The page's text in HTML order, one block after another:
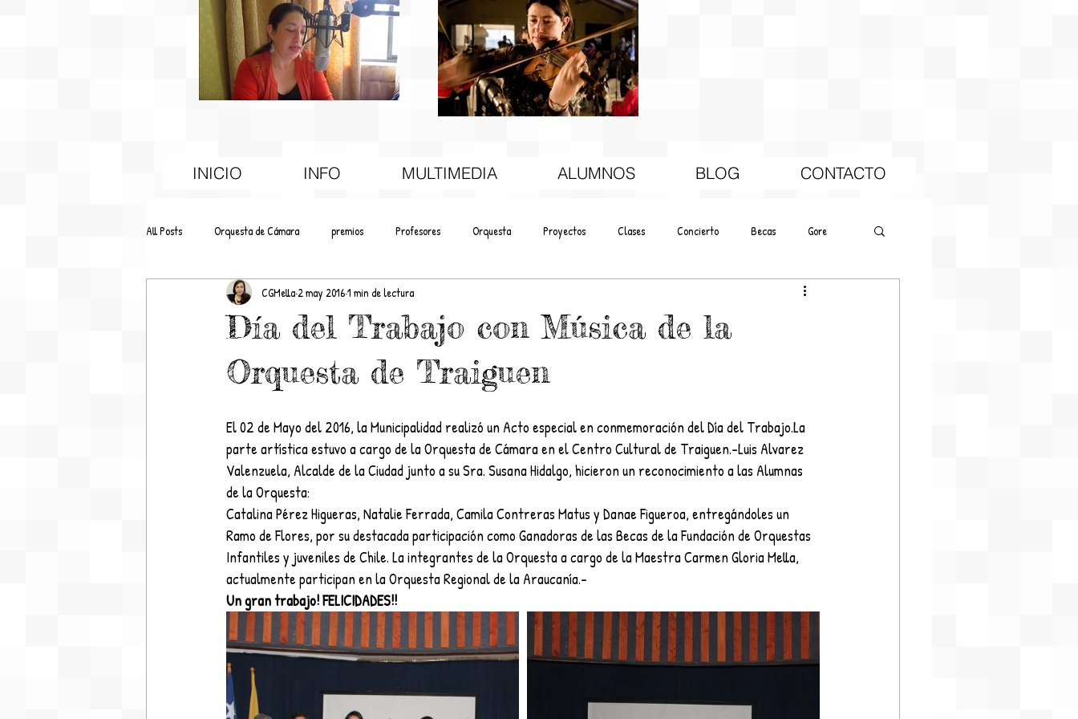
INICIO INFO MULTIMEDIA ALUMNOS BLOG CONTACTO
All Posts Orquesta de Cámara premios Profesores Orquesta Proyectos Clases Concierto Becas Gore
Difusión
Día del Trabajo con Música de la
Orquesta de Traiguen
CGMella 2 may 20161 min de lectura
El 02 de Mayo del 2016, la Municipalidad realizó un Acto especial en conmemoración del Día del Trabajo.La
parte artística estuvo a cargo de la Orquesta de Cámara en el Centro Cultural de Traiguen.-Luis Alvarez
Valenzuela, Alcalde de la Ciudad junto a su Sra. Susana Hidalgo, hicieron un reconocimiento a las Alumnas
de la Orquesta:
Catalina Pérez Higueras, Natalie Ferrada, Camila Contreras Matus y Danae Figueroa, entregándoles un
Ramo de Flores, por su destacada participación como Ganadoras de las Becas de la Fundación de Orquestas
Infantiles y juveniles de Chile. La integrantes de la Orquesta a cargo de la Maestra Carmen Gloria Mella,
actualmente participan en la Orquesta Regional de la Araucanía.-
Un gran trabajo! FELICIDADES!!